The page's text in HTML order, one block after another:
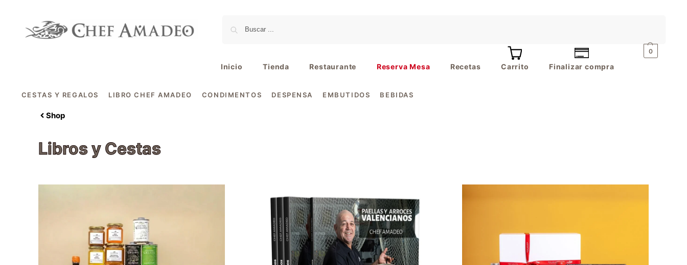
Inicio Tienda Restaurante Reserva Mesa Recetas Carrito Finalizar compra
0
CESTAS Y REGALOS LIBRO CHEF AMADEO CONDIMENTOS DESPENSA EMBUTIDOS BEBIDAS
Shop
Libros y Cestas